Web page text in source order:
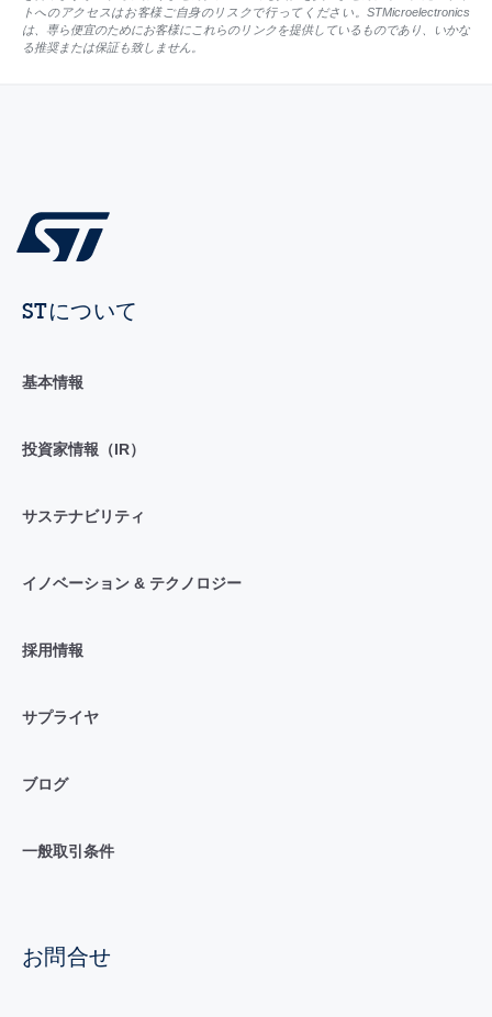
トへのアクセスはお客様ご自身のリスクで行ってください。STMicroelectronics
は、専ら便宜のためにお客様にこれらのリンクを提供しているものであり、いかな
る推奨または保証も致しません。
STについて
基本情報
投資家情報（IR）
サステナビリティ
イノベーション & テクノロジー
採用情報
サプライヤ
ブログ
一般取引条件
お問合せ